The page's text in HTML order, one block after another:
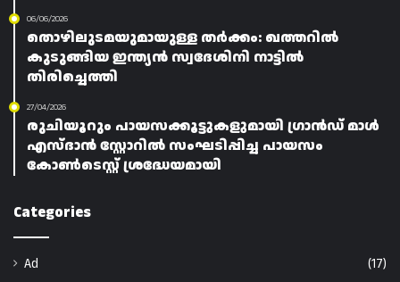
06/06/2026
തൊഴിലുടമയുമായുള്ള തർക്കം: ഖത്തറിൽ
കുടുങ്ങിയ ഇന്ത്യൻ സ്വദേശിനി നാട്ടിൽ
തിരിച്ചെത്തി
27/04/2026
രുചിയൂറും പായസക്കൂട്ടുകളുമായി ഗ്രാൻഡ് മാൾ
എസ്ദാൻ സ്റ്റോറിൽ സംഘടിപ്പിച്ച പായസം
കോൺടെസ്റ്റ് ശ്രദ്ധേയമായി
Categories
Ad
(17)